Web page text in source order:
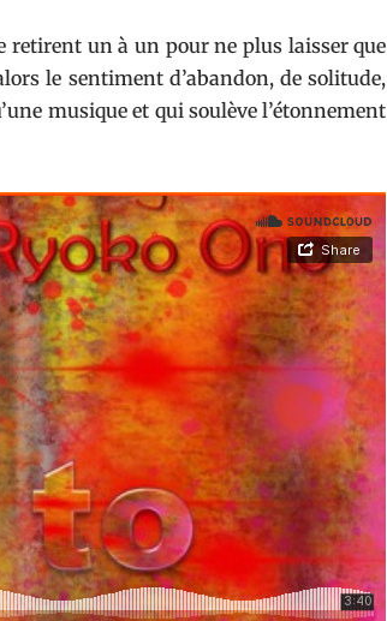
retirent un à un pour ne plus laisser que
le sentiment d’abandon, de solitude,
musique et qui soulève l’étonnement